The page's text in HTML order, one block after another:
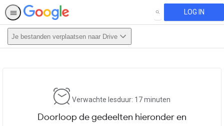
SEARCH LOG IN
Je bestanden verplaatsen naar Drive
Verwachte lesduur: 17 minuten
Doorloop de gedeelten hieronder en